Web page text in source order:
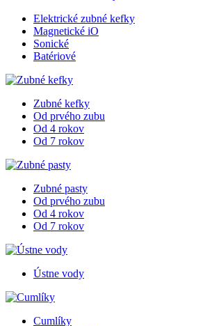
Elektrické zubné kefky
Magnetické iO
Sonické
Batériové
Zubné kefky
Od prvého zubu
Od 4 rokov
Od 7 rokov
Zubné pasty
Od prvého zubu
Od 4 rokov
Od 7 rokov
Ústne vody
Cumlíky